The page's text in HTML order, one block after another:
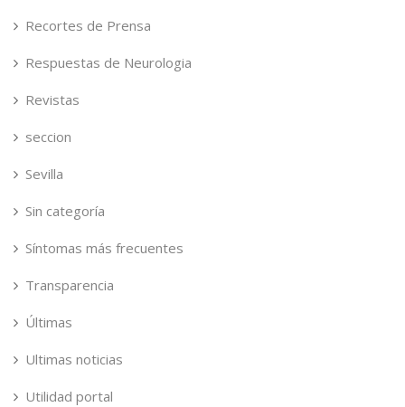
Recortes de Prensa
Respuestas de Neurologia
Revistas
seccion
Sevilla
Sin categoría
Síntomas más frecuentes
Transparencia
Últimas
Ultimas noticias
Utilidad portal